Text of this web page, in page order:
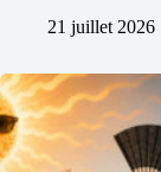
21 juillet 2026